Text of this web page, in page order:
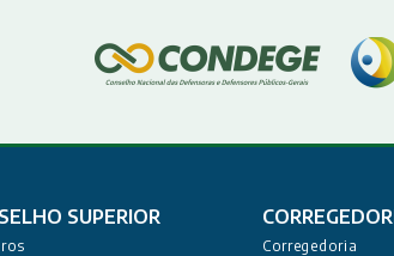
SUPERIOR
Corregedoria